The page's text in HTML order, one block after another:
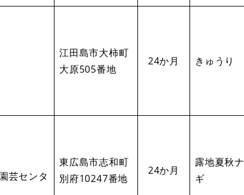
江田島市大柿町
大原505番地
24か月 きゅうり
芸センタ
東広島市志和町
別府10247番地
24か月
露地夏秋
ギ